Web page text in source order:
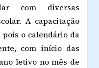
com diversas
A capacitação
pois o calendário da
com início das
letivo no mês de